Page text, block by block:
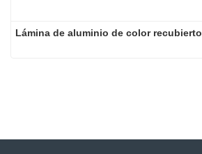
Lámina de aluminio de color recubierto